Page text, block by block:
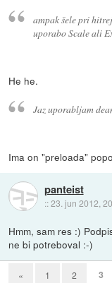
ampak šele pri
uporabo Scale ali
He he.
Jaz uporabljam
Ima on "preloada"
panteist
::23. jun 2012,
Hmm, sam res :)
ne bi potreboval :-)
« 1 2 3